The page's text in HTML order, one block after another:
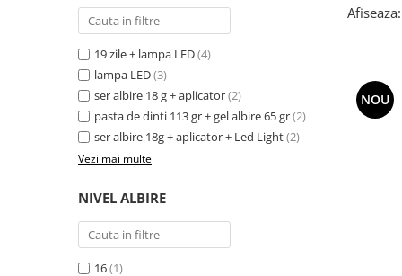
19 zile + lampa LED(4)
lampa LED(3)
ser albire 18 g + aplicator(2)
pasta de dinti 113 gr + gel albire 65 gr(2)
ser albire 18g + aplicator + Led Light(2)
Vezi mai multe
NIVEL ALBIRE
16(1)
Afiseaza:
NOU